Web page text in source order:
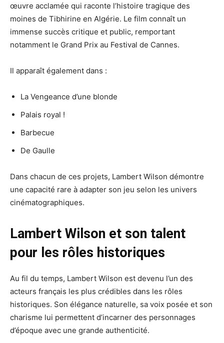
œuvre acclamée qui raconte l’histoire tragique des
moines de Tibhirine en Algérie. Le film connaît un
immense succès critique et public, remportant
notamment le Grand Prix au Festival de Cannes.
Il apparaît également dans :
La Vengeance d’une blonde
Palais royal !
Barbecue
De Gaulle
Dans chacun de ces projets, Lambert Wilson démontre
une capacité rare à adapter son jeu selon les univers
cinématographiques.
Lambert Wilson et son talent
pour les rôles historiques
Au fil du temps, Lambert Wilson est devenu l’un des
acteurs français les plus crédibles dans les rôles
historiques. Son élégance naturelle, sa voix posée et son
charisme lui permettent d’incarner des personnages
d’époque avec une grande authenticité.